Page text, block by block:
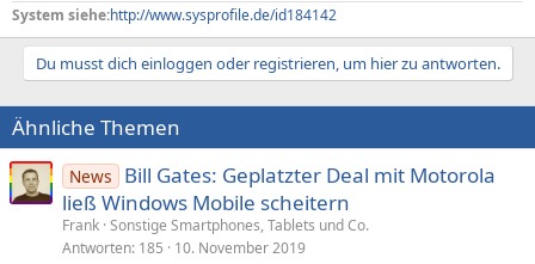
System siehe:http://www.sysprofile.de/id184142
Du musst dich einloggen oder registrieren, um hier zu antworten.
Ähnliche Themen
News
Bill Gates: Geplatzter Deal mit Motorola
ließ Windows Mobile scheitern
Frank Sonstige Smartphones, Tablets und Co.
Antworten 185 10. November 2019